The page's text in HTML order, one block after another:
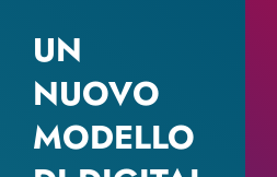
UN
NUOVO
MODELLO